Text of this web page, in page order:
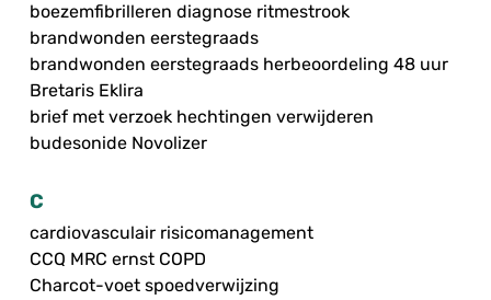
boezemfibrilleren diagnose ritmestrook
brandwonden eerstegraads
brandwonden eerstegraads herbeoordeling 48 uur
Bretaris Eklira
brief met verzoek hechtingen verwijderen
budesonide Novolizer
C
cardiovasculair risicomanagement
CCQ MRC ernst COPD
Charcot-voet spoedverwijzing